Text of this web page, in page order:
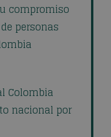
compromiso
personas
Colombia
nacional por